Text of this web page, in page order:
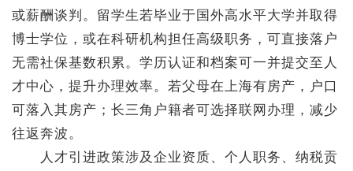
或薪酬谈判。留学生若毕业于国外高水平大学并取得
博士学位，或在科研机构担任高级职务，可直接落户
无需社保基数积累。学历认证和档案可一并提交至人
才中心，提升办理效率。若父母在上海有房产，户口
可落入其房产；长三角户籍者可选择联网办理，减少
往返奔波。
人才引进政策涉及企业资质、个人职务、纳税贡